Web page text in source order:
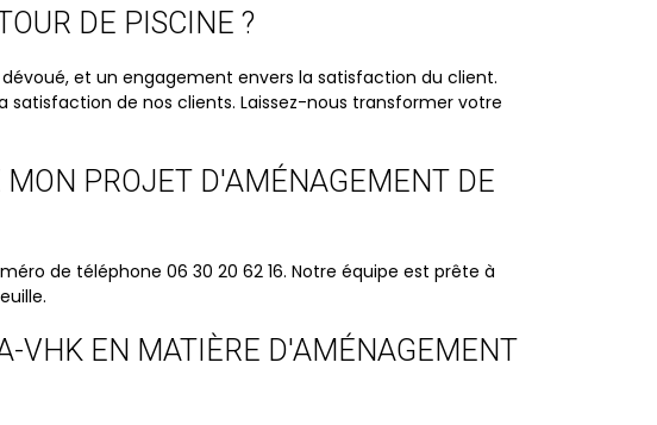
DE PISCINE ?
et un engagement envers la satisfaction du client.
de nos clients. Laissez-nous transformer votre
PROJET D'AMÉNAGEMENT DE
de téléphone 06 30 20 62 16. Notre équipe est prête à
VHK EN MATIÈRE D'AMÉNAGEMENT